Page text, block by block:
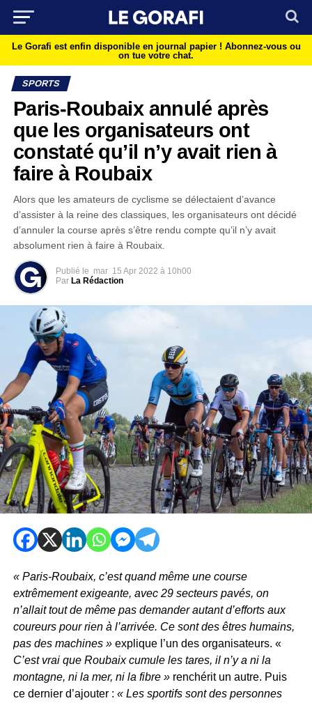
Le Gorafi est enfin disponible en journal papier ! Abonnez-vous ou
on tue votre chat.
SPORTS
Paris-Roubaix annulé après
que les organisateurs ont
constaté qu’il n’y avait rien à
faire à Roubaix
Alors que les amateurs de cyclisme se délectaient d’avance
d’assister à la reine des classiques, les organisateurs ont décidé
d’annuler la course après s’être rendu compte qu’il n’y avait
absolument rien à faire à Roubaix.
Publié le mar 15 Apr 2022 à 10h00
Par La Rédaction
« Paris-Roubaix, c’est quand même une course
extrêmement exigeante, avec 29 secteurs pavés, on
n’allait tout de même pas demander autant d’efforts aux
coureurs pour rien à l’arrivée. Ce sont des êtres humains,
pas des machines » explique l’un des organisateurs. «
C’est vrai que Roubaix cumule les tares, il n’y a ni la
montagne, ni la mer, ni la fibre »renchérit un autre. Puis
ce dernier d’ajouter : « Les sportifs sont des personnes